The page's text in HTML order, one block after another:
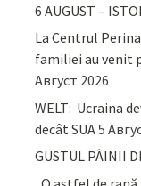
6 AUGUST –
La Centrul
familiei au venit
Август 2026
WELT: Ucraina
decât SUA5
GUSTUL PÂINII